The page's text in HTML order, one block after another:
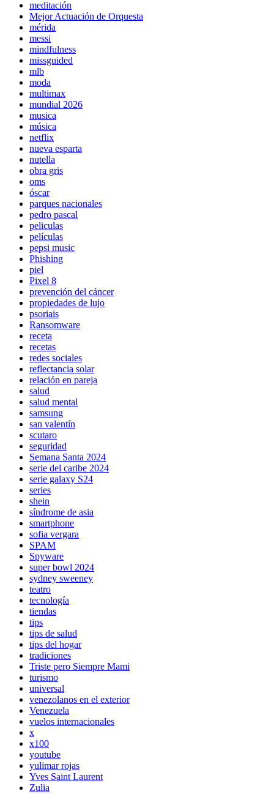
meditación
Mejor Actuación de Orquesta
mérida
messi
mindfulness
missguided
mlb
moda
multimax
mundial 2026
musica
música
netflix
nueva esparta
nutella
obra gris
oms
óscar
parques nacionales
pedro pascal
peliculas
películas
pepsi music
Phishing
piel
Pixel 8
prevención del cáncer
propiedades de lujo
psoriais
Ransomware
receta
recetas
redes sociales
reflectancia solar
relación en pareja
salud
salud mental
samsung
san valentín
scutaro
seguridad
Semana Santa 2024
serie del caribe 2024
serie galaxy S24
series
shein
síndrome de asia
smartphone
sofia vergara
SPAM
Spyware
super bowl 2024
sydney sweeney
teatro
tecnología
tiendas
tips
tips de salud
tips del hogar
tradiciones
Triste pero Siempre Mami
turismo
universal
venezolanos en el exterior
Venezuela
vuelos internacionales
x
x100
youtube
yulimar rojas
Yves Saint Laurent
Zulia